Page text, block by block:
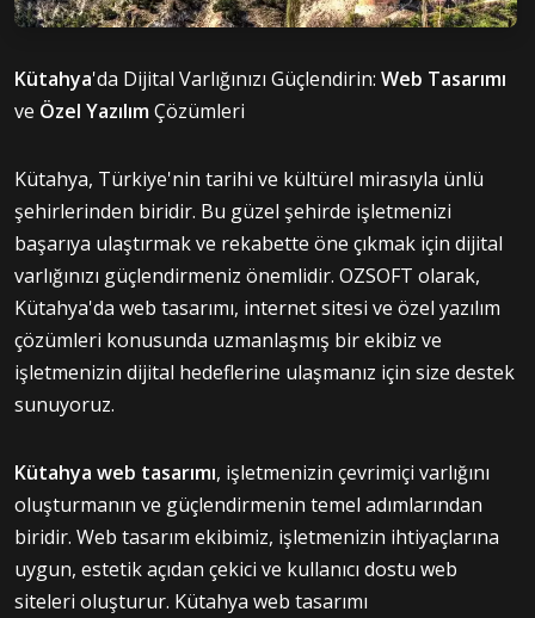
Kütahya'da Dijital Varlığınızı Güçlendirin: Web Tasarımı
ve Özel YazılımÇözümleri
Kütahya, Türkiye'nin tarihi ve kültürel mirasıyla ünlü
şehirlerinden biridir. Bu güzel şehirde işletmenizi
başarıya ulaştırmak ve rekabette öne çıkmak için dijital
varlığınızı güçlendirmeniz önemlidir. OZSOFT olarak,
Kütahya'da web tasarımı, internet sitesi ve özel yazılım
çözümleri konusunda uzmanlaşmış bir ekibiz ve
işletmenizin dijital hedeflerine ulaşmanız için size destek
sunuyoruz.
Kütahya web tasarımı, işletmenizin çevrimiçi varlığını
oluşturmanın ve güçlendirmenin temel adımlarından
biridir. Web tasarım ekibimiz, işletmenizin ihtiyaçlarına
uygun, estetik açıdan çekici ve kullanıcı dostu web
siteleri oluşturur. Kütahya web tasarımı